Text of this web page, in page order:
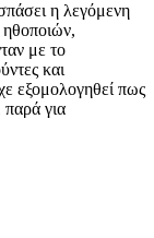
η λεγόμενη
με το
και
εξομολογηθεί πως
παρά για